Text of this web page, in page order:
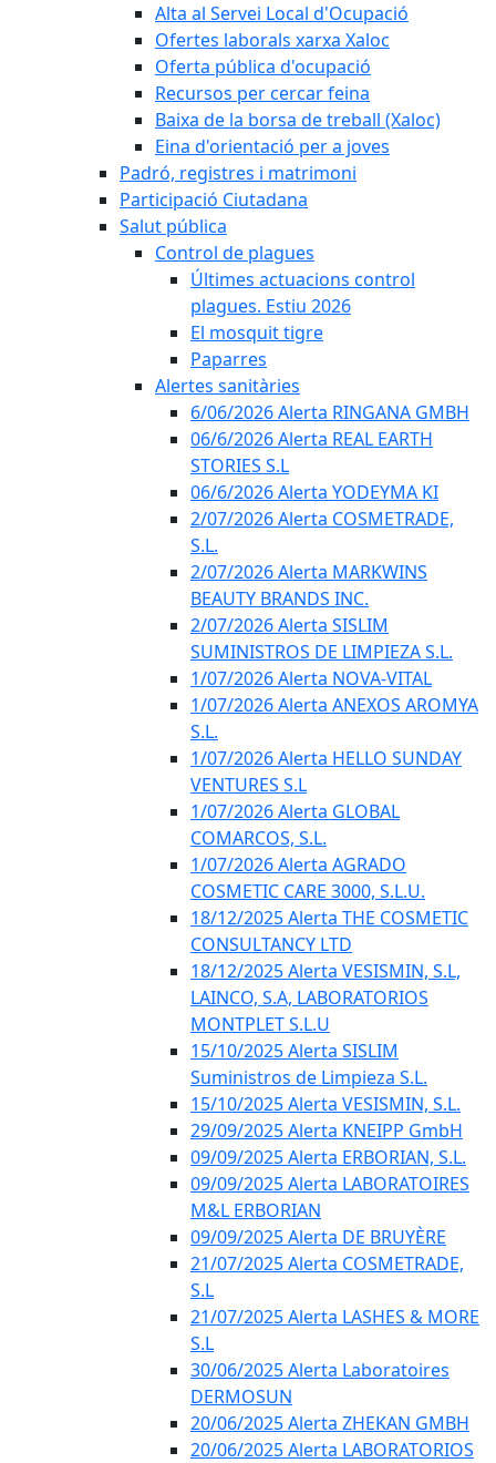
Alta al Servei Local d'Ocupació
Ofertes laborals xarxa Xaloc
Oferta pública d'ocupació
Recursos per cercar feina
Baixa de la borsa de treball (Xaloc)
Eina d'orientació per a joves
Padró, registres i matrimoni
Participació Ciutadana
Salut pública
Control de plagues
Últimes actuacions control
plagues. Estiu 2026
El mosquit tigre
Paparres
Alertes sanitàries
6/06/2026 Alerta RINGANA GMBH
06/6/2026 Alerta REAL EARTH
STORIES S.L
06/6/2026 Alerta YODEYMA KI
2/07/2026 Alerta COSMETRADE,
S.L.
2/07/2026 Alerta MARKWINS
BEAUTY BRANDS INC.
2/07/2026 Alerta SISLIM
SUMINISTROS DE LIMPIEZA S.L.
1/07/2026 Alerta NOVA-VITAL
1/07/2026 Alerta ANEXOS AROMYA
S.L.
1/07/2026 Alerta HELLO SUNDAY
VENTURES S.L
1/07/2026 Alerta GLOBAL
COMARCOS, S.L.
1/07/2026 Alerta AGRADO
COSMETIC CARE 3000, S.L.U.
18/12/2025 Alerta THE COSMETIC
CONSULTANCY LTD
18/12/2025 Alerta VESISMIN, S.L,
LAINCO, S.A, LABORATORIOS
MONTPLET S.L.U
15/10/2025 Alerta SISLIM
Suministros de Limpieza S.L.
15/10/2025 Alerta VESISMIN, S.L.
29/09/2025 Alerta KNEIPP GmbH
09/09/2025 Alerta ERBORIAN, S.L.
09/09/2025 Alerta LABORATOIRES
M&L ERBORIAN
09/09/2025 Alerta DE BRUYÈRE
21/07/2025 Alerta COSMETRADE,
S.L
21/07/2025 Alerta LASHES & MORE
S.L
30/06/2025 Alerta Laboratoires
DERMOSUN
20/06/2025 Alerta ZHEKAN GMBH
20/06/2025 Alerta LABORATORIOS